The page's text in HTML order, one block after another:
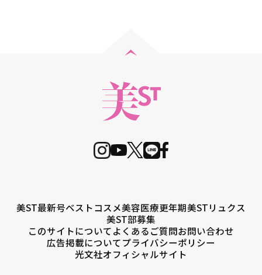
美ST最新号ベストコスメ美容医療更年期美STリュクス
美ST部募集
このサイトについてよくあるご質問お問い合わせ
広告掲載についてプライバシーポリシー
光文社オフィシャルサイト